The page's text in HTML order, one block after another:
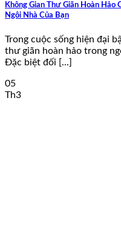
Không Gian Thư Giãn Hoàn Hảo
Ngôi Nhà Của Bạn
Trong cuộc sống hiện đại
thư giãn hoàn hảo trong
Đặc biệt đối [...]
05
Th3